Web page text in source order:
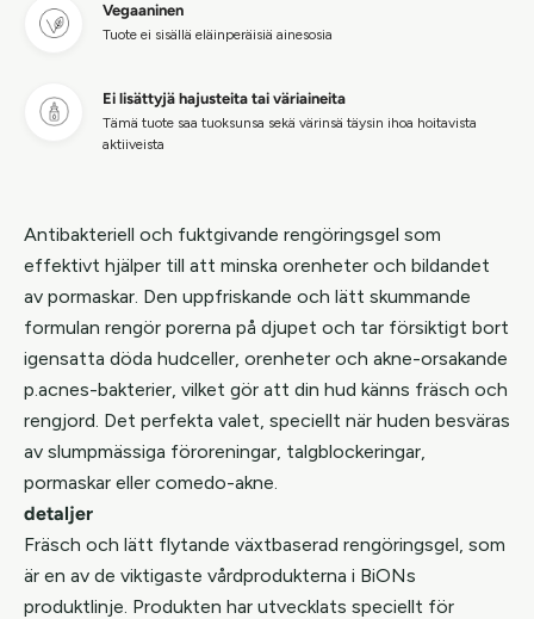
Vegaaninen
Tuote ei sisällä eläinperäisiä ainesosia
Ei lisättyjä hajusteita tai väriaineita
Tämä tuote saa tuoksunsa sekä värinsä täysin ihoa hoitavista
aktiiveista
Antibakteriell och fuktgivande rengöringsgel som
effektivt hjälper till att minska orenheter och bildandet
av pormaskar. Den uppfriskande och lätt skummande
formulan rengör porerna på djupet och tar försiktigt bort
igensatta döda hudceller, orenheter och akne-orsakande
p.acnes-bakterier, vilket gör att din hud känns fräsch och
rengjord. Det perfekta valet, speciellt när huden besväras
av slumpmässiga föroreningar, talgblockeringar,
pormaskar eller comedo-akne.
detaljer
Fräsch och lätt flytande växtbaserad rengöringsgel, som
är en av de viktigaste vårdprodukterna i BiONs
produktlinje. Produkten har utvecklats speciellt för